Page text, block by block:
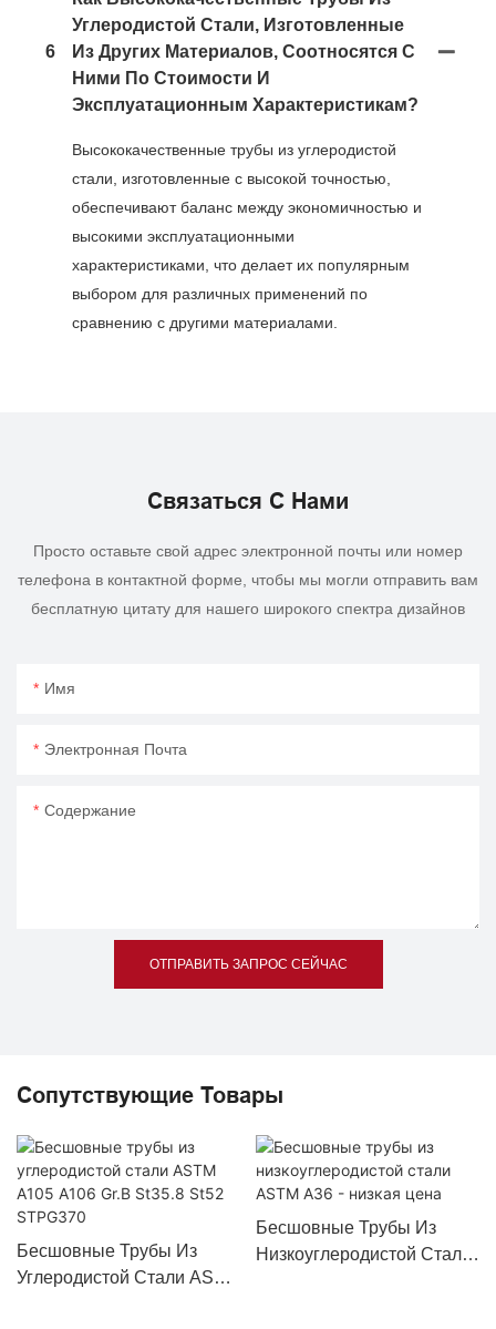
6
Углеродистой Стали, Изготовленные
Из Других Материалов, Соотносятся С
Ними По Стоимости И
Эксплуатационным Характеристикам?
Высококачественные трубы из углеродистой
стали, изготовленные с высокой точностью,
обеспечивают баланс между экономичностью и
высокими эксплуатационными
характеристиками, что делает их популярным
выбором для различных применений по
сравнению с другими материалами.
Связаться С Нами
Просто оставьте свой адрес электронной почты или номер
телефона в контактной форме, чтобы мы могли отправить вам
бесплатную цитату для нашего широкого спектра дизайнов
Имя
Электронная Почта
Содержание
ОТПРАВИТЬ ЗАПРОС СЕЙЧАС
Сопутствующие Товары
Бесшовные Трубы Из
Углеродистой Стали ASTM
Бесшовные Трубы Из
Низкоуглеродистой Стали